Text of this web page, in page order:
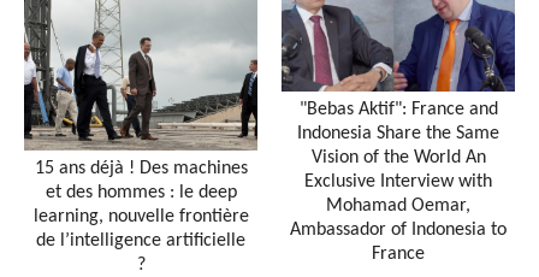
15 ans déjà ! Des machines
et des hommes : le deep
learning, nouvelle frontière
de l’intelligence artificielle
?
"Bebas Aktif": France and
Indonesia Share the Same
Vision of the World An
Exclusive Interview with
Mohamad Oemar,
Ambassador of Indonesia to
France